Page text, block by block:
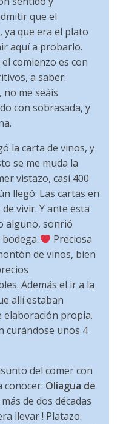
que el
ya que era el plato
aquí a probarlo.
comienzo es con
a saber:
me seáis
con sobrasada, y
la carta de vinos, y
se me muda la
vistazo, casi 400
llegó: Las cartas en
vivir. Y ante esta
alguno, sonrió
Preciosa
de vinos, bien
Además el ir a la
allí estaban
elaboración propia.
curándose unos 4
del comer con
conocer: Oliagua de
de dos décadas
llevar ! Platazo.